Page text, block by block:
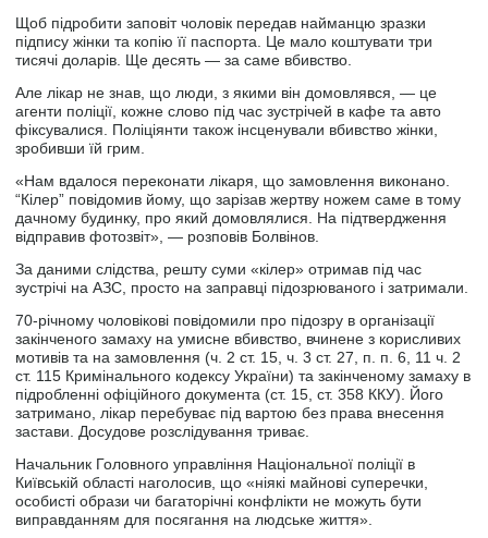
Щоб підробити заповіт чоловік передав найманцю зразки
підпису жінки та копію її паспорта. Це мало коштувати три
тисячі доларів. Ще десять — за саме вбивство.
Але лікар не знав, що люди, з якими він домовлявся, — це
агенти поліції, кожне слово під час зустрічей в кафе та авто
фіксувалися. Поліціянти також інсценували вбивство жінки,
зробивши їй грим.
«Нам вдалося переконати лікаря, що замовлення виконано.
“Кілер” повідомив йому, що зарізав жертву ножем саме в тому
дачному будинку, про який домовлялися. На підтвердження
відправив фотозвіт», — розповів Болвінов.
За даними слідства, решту суми «кілер» отримав під час
зустрічі на АЗС, просто на заправці підозрюваного і затримали.
70-річному чоловікові повідомили про підозру в організації
закінченого замаху на умисне вбивство, вчинене з корисливих
мотивів та на замовлення (ч. 2 ст. 15, ч. 3 ст. 27, п. п. 6, 11 ч. 2
ст. 115 Кримінального кодексу України) та закінченому замаху в
підробленні офіційного документа (ст. 15, ст. 358 ККУ). Його
затримано, лікар перебуває під вартою без права внесення
застави. Досудове розслідування триває.
Начальник Головного управління Національної поліції в
Київській області наголосив, що «ніякі майнові суперечки,
особисті образи чи багаторічні конфлікти не можуть бути
виправданням для посягання на людське життя».